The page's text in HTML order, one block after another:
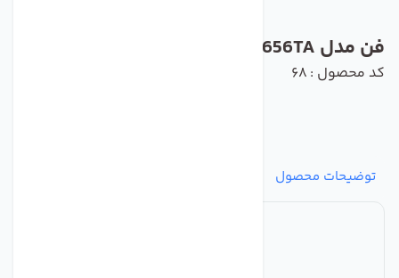
فن مدل 4656TA برند ebmpapst
کد محصول : 68
توضیحات محصول